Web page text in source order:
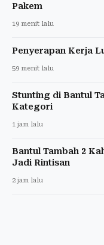
Pakem
19 menit lalu
Penyerapan Kerja
59 menit lalu
Stunting di Bantul
Kategori
1 jam lalu
Bantul Tambah 2
Jadi Rintisan
2 jam lalu